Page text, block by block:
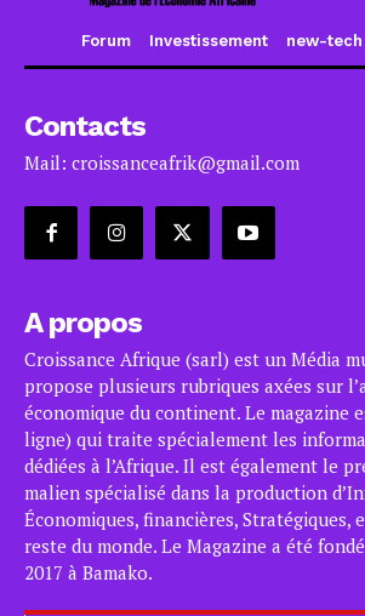
Forum Investissement new-tech
Contacts
Mail: croissanceafrik@gmail.com
A propos
Croissance Afrique (sarl) est un Média
propose plusieurs rubriques axées sur
économique du continent. Le magazine
ligne) qui traite spécialement les
dédiées à l’Afrique. Il est également le
malien spécialisé dans la production
Économiques, financières, Stratégiques,
reste du monde. Le Magazine a été
2017 à Bamako.